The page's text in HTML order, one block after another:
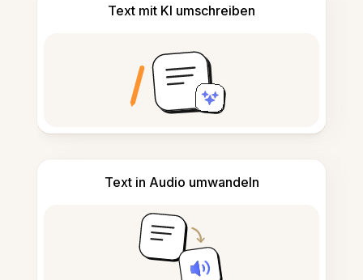
Text mit KI umschreiben
Text in Audio umwandeln